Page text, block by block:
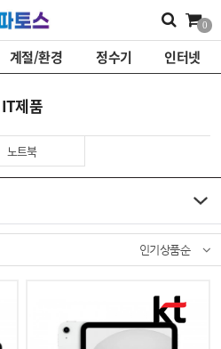
0
계절/환경 정수기 인터넷
IT제품
노트북
인기상품순